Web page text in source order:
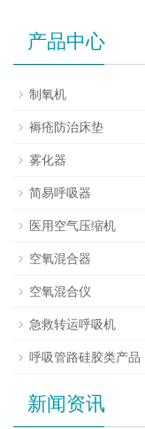
产品中心
制氧机
褥疮防治床垫
雾化器
简易呼吸器
医用空气压缩机
空氧混合器
空氧混合仪
急救转运呼吸机
呼吸管路硅胶类产品
新闻资讯